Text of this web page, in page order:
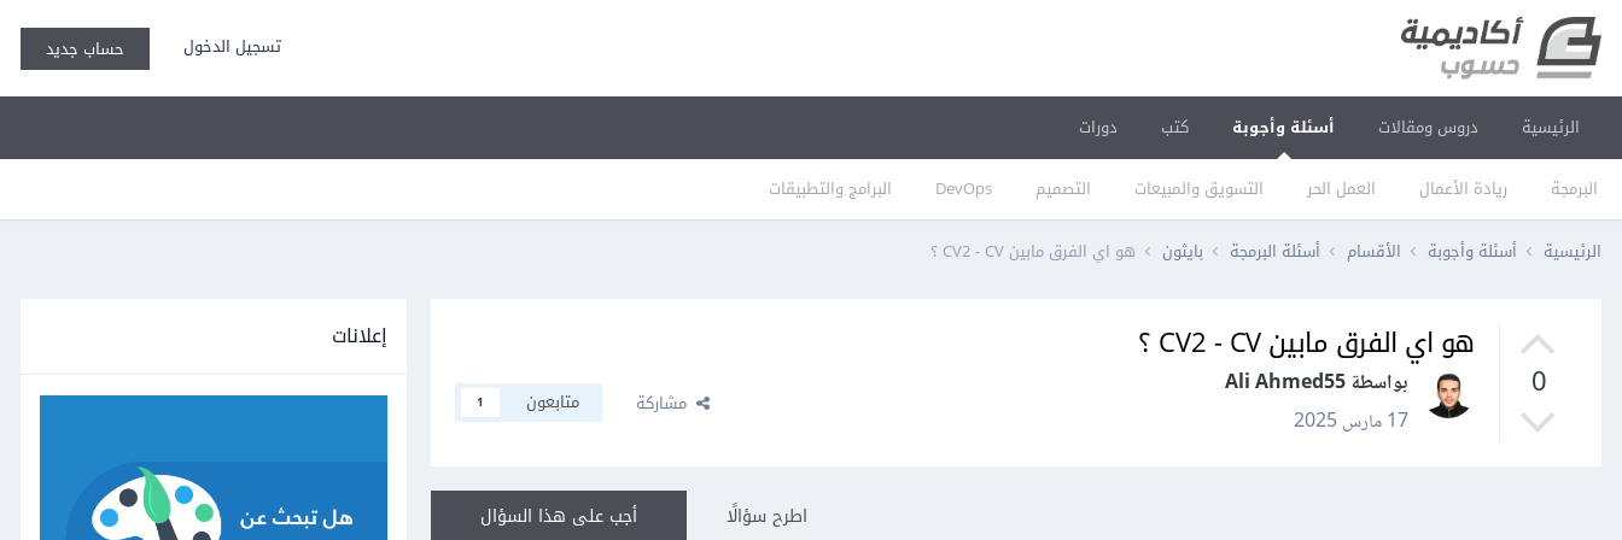
تسجيل الدخول حساب جديد
الرئيسية دروس ومقالات أسئلة وأجوبة
البرمجة ريادة الأعمال العمل الحر التسويق والمبيعات التصميم DevOps البرامج والتطبيقات
كتب دورات
الرئيسية أسئلة وأجوبة الأقسام أسئلة البرمجة بايثون هو اي الفرق مابين CV2 - CV ؟
0
هو اي الفرق مابين CV2 - CV ؟
بواسطة Ali Ahmed55
17 مارس 2025
مشاركة متابعون 1
أجب على هذا السؤال اطرح سؤالًا
إعلانات